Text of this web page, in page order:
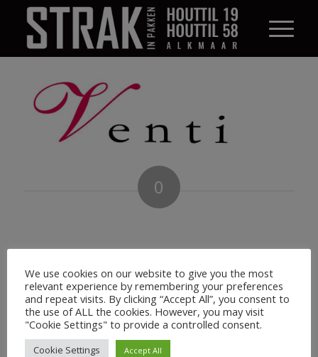
0
Plaats een Reactie
Meepraten?
Draag gerust bij!
Je moetingelogd zijn opom een reactie te
plaatsen.
We use cookies on our website to give you the most
relevant experience by remembering your preferences
and repeat visits. By clicking “Accept All”, you consent to
the use of ALL the cookies. However, you may visit
"Cookie Settings" to provide a controlled consent.
Cookie Settings Accept All